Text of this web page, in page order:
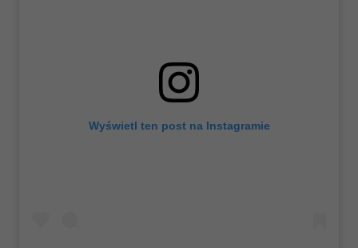
Wyświetl ten post na Instagramie